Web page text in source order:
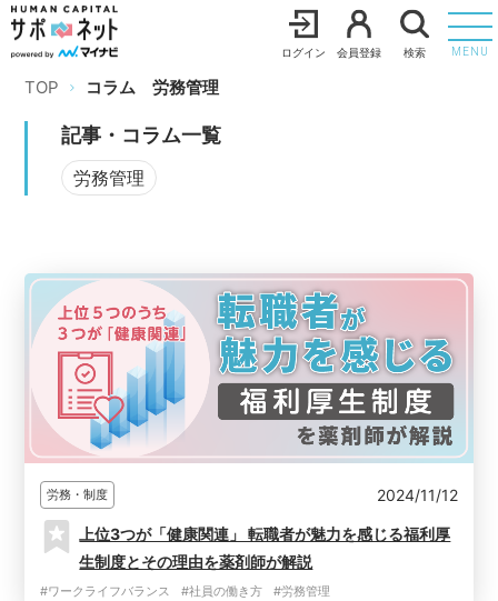
ログイン 会員登録 検索 MENU
TOP コラム労務管理
記事・コラム一覧
労務管理
労務・制度 2024/11/12
上位3つが「健康関連」 転職者が魅力を感じる福利厚
生制度とその理由を薬剤師が解説
#ワークライフバランス #社員の働き方 #労務管理